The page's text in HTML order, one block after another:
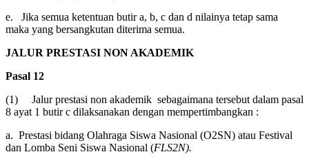
e. Jika semua ketentuan butir a, b, c dan d nilainya tetap sama
maka yang bersangkutan diterima semua.
JALUR PRESTASI NON AKADEMIK
Pasal 12
(1) Jalur prestasi non akademik sebagaimana tersebut dalam pasal
8 ayat 1 butir c dilaksanakan dengan mempertimbangkan :
a. Prestasi bidang Olahraga Siswa Nasional (O2SN) atau Festival
dan Lomba Seni Siswa Nasional (FLS2N).